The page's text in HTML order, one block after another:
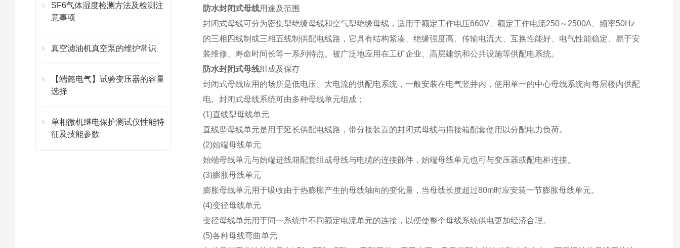
SF6气体湿度检测方法及检测注
意事项
真空滤油机真空泵的维护常识
【端懿电气】试验变压器的容量
选择
单相微机继电保护测试仪性能特
征及技能参数
防水封闭式母线用途及范围
封闭式母线可分为密集型绝缘母线和空气型绝缘母线，适用于额定工作电压660V、额定工作电流250～2500A、频率50Hz
的三相四线制或三相五线制供配电线路，它具有结构紧凑、绝缘强度高、传输电流大、互换性能好、电气性能稳定、易于安
装维修、寿命时间长等一系列特点。被广泛地应用在工矿企业、高层建筑和公共设施等供配电系统。
防水封闭式母线组成及保存
封闭式母线应用的场所是低电压、大电流的供配电系统，一般安装在电气竖井内，使用单一的中心母线系统向每层楼内供配
电。封闭式母线系统可由多种母线单元组成；
(1)直线型母线单元
直线型母线单元是用于延长供配电线路，带分接装置的封闭式母线与插接箱配套使用以分配电力负荷。
(2)始端母线单元
始端母线单元与始端进线箱配套组成母线与电缆的连接部件，始端母线单元也可与变压器或配电柜连接。
(3)膨胀母线单元
膨胀母线单元用于吸收由于热膨胀产生的母线轴向的变化量，当母线长度超过80m时应安装一节膨胀母线单元。
(4)变径母线单元
变径母线单元用于同一系统中不同额定电流单元的连接，以便使整个母线系统供电更加经济合理。
(5)各种母线弯曲单元